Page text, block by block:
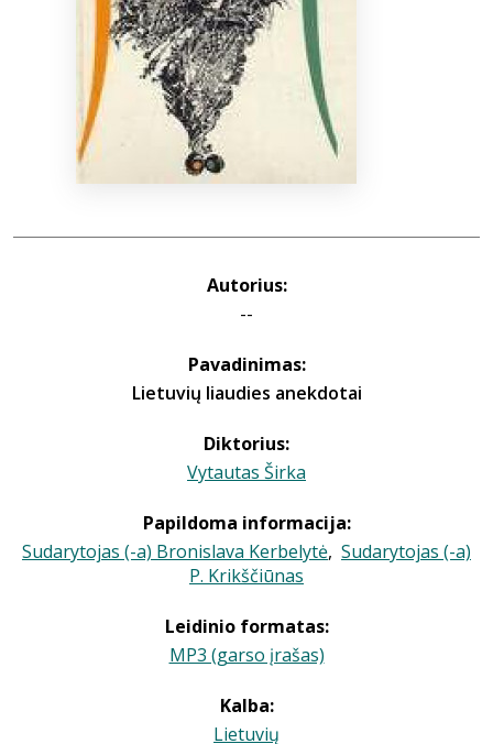
Autorius:
--
Pavadinimas:
Lietuvių liaudies anekdotai
Diktorius:
Vytautas Širka
Papildoma informacija:
Sudarytojas (-a) Bronislava Kerbelytė, Sudarytojas (-a)
P. Krikščiūnas
Leidinio formatas:
MP3 (garso įrašas)
Kalba:
Lietuvių